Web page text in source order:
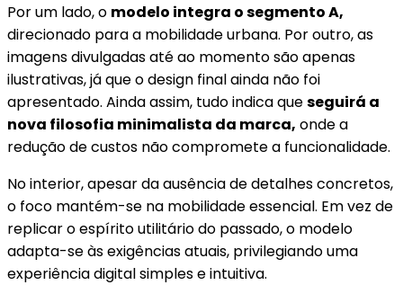
Por um lado, o modelo integra o segmento A,
direcionado para a mobilidade urbana. Por outro, as
imagens divulgadas até ao momento são apenas
ilustrativas, já que o design final ainda não foi
apresentado. Ainda assim, tudo indica queseguirá a
nova filosofia minimalista da marca, onde a
redução de custos não compromete a funcionalidade.
No interior, apesar da ausência de detalhes concretos,
o foco mantém-se na mobilidade essencial. Em vez de
replicar o espírito utilitário do passado, o modelo
adapta-se às exigências atuais, privilegiando uma
experiência digital simples e intuitiva.